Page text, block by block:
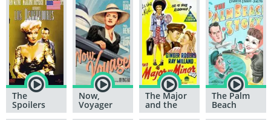
The
Spoilers
Now,
Voyager
The Major
and the
Minor
The Palm
Beach
Story